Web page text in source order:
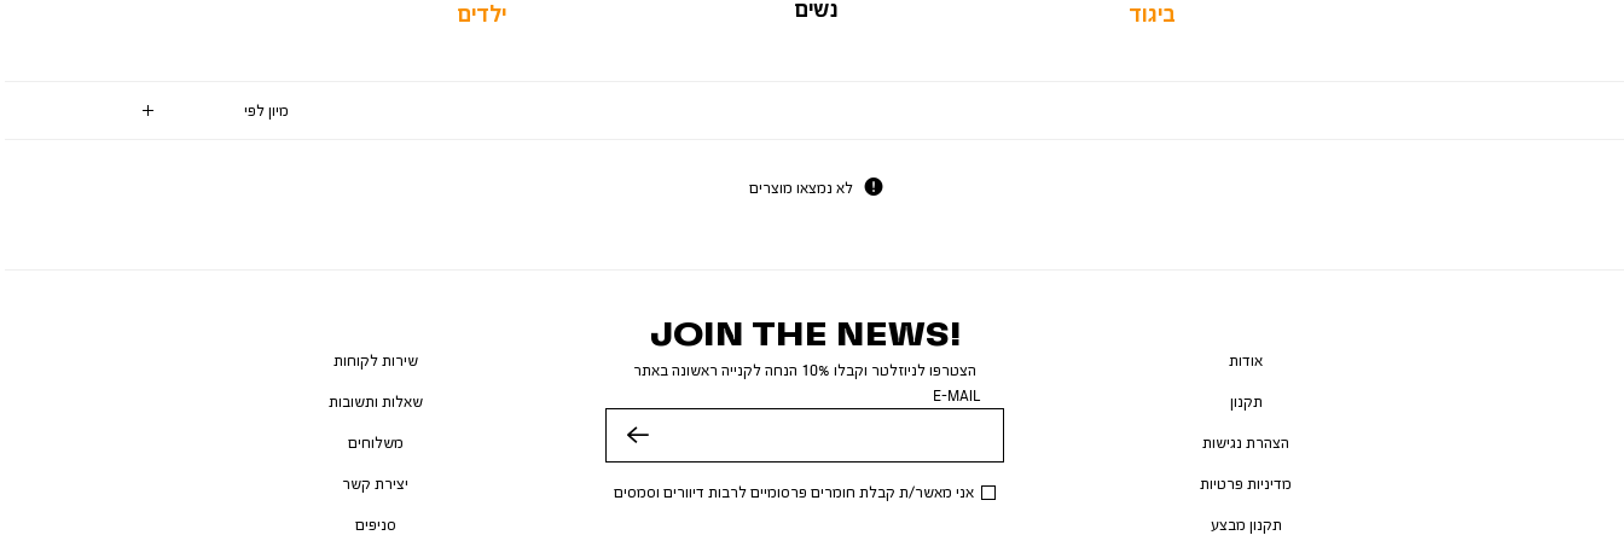
ביגוד נשים ילדים
לא נמצאו מוצרים
JOIN THE NEWS!
הצטרפו לניוזלטר וקבלו 10% הנחה לקנייה ראשונה באתר
E-MAIL
אני מאשר/ת קבלת חומרים פרסומיים לרבות דיוורים וסמסים
אודות
תקנון
הצהרת נגישות
מדיניות פרטיות
תקנון מבצע
שירות לקוחות
שאלות ותשובות
משלוחים
יצירת קשר
סניפים